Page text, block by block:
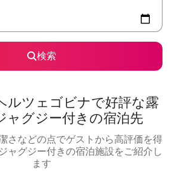
検索
ルツェゴビナで好評な露
ャグジー付きの宿泊先
さなどの点でゲストから高評価を得
ャグジー付きの宿泊施設をご紹介し
ます